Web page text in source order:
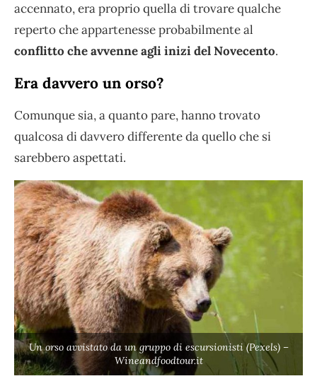
accennato, era proprio quella di trovare qualche
reperto che appartenesse probabilmente al
conflitto che avvenne agli inizi del Novecento.
Era davvero un orso?
Comunque sia, a quanto pare, hanno trovato
qualcosa di davvero differente da quello che si
sarebbero aspettati.
Un orso avvistato da un gruppo di escursionisti (Pexels) –
Wineandfoodtour.it